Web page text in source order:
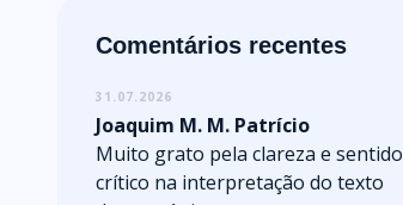
Comentários recentes
31.07.2026
Joaquim M. M. Patrício
Muito grato pela clareza e sentido
crítico na interpretação do texto